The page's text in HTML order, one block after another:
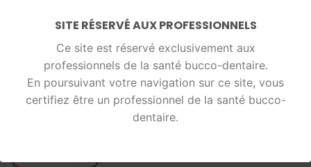
SITE RÉSERVÉ AUX PROFESSIONNELS
Ce site est réservé exclusivement aux
professionnels de la santé bucco-dentaire.
En poursuivant votre navigation sur ce site, vous
certifiez être un professionnel de la santé bucco-
dentaire.
PINCES
Pince Cinch Back – ø max
PINCES
Pince de Mathieu